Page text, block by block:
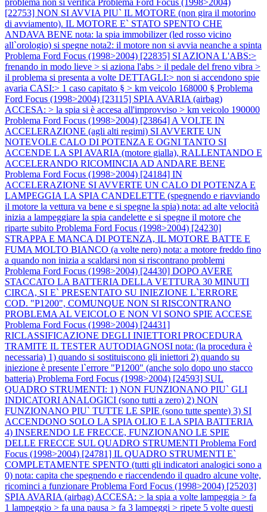
[22753] NON SI AVVIA PIU` IL MOTORE (non gira il motorino
di avviamento). IL MOTORE E` STATO SPENTO CHE
ANDAVA BENE nota: la spia immobilizer (led rosso vicino
all`orologio) si spegne nota2: il motore non si avvia neanche a spinta
Problema Ford Focus (1998>2004) [22835] SI AZIONA L'ABS:>
frenando in modo lieve > si aziona l'abs > il pedale del freno vibra >
il problema si presenta a volte DETTAGLI:> non si accendono spie
avaria CASI:> 1 caso capitato § > km veicolo 168000 § Problema
Ford Focus (1998>2004) [23115] SPIA AVARIA (airbag)
ACCESA: > la spia si è accesa all'improvviso > km veicolo 190000
Problema Ford Focus (1998>2004) [23864] A VOLTE IN
ACCELERAZIONE (agli alti regimi) SI AVVERTE UN
NOTEVOLE CALO DI POTENZA E OGNI TANTO SI
ACCENDE LA SPI AVARIA (motore gialla), RALLENTANDO E
ACCELERANDO RICOMINCIA AD ANDARE BENE
Problema Ford Focus (1998>2004) [24184] IN
ACCELERAZIONE SI AVVERTE UN CALO DI POTENZA E
LAMPEGGIA LA SPIA CANDELETTE (spegnendo e riavviando
il motore la vettura va bene e si spegne la spia) nota: ad alte velocità
inizia a lampeggiare la spia candelette e si spegne il motore che
riparte subito Problema Ford Focus (1998>2004) [24230]
STRAPPA E MANCA DI POTENZA, IL MOTORE BATTE E
FUMA MOLTO BIANCO (a volte nero) nota: a motore freddo fino
a quando non inizia a scaldarsi non si riscontrano problemi
Problema Ford Focus (1998>2004) [24430] DOPO AVERE
STACCATO LA BATTERIA DELLA VETTURA 30 MINUTI
CIRCA, SI E` PRESENTATO SU INIEZIONE L`ERRORE
COD. "P1200", COMUNQUE NON SI RISCONTRANO
PROBLEMA AL VEICOLO E NON VI SONO SPIE ACCESE
Problema Ford Focus (1998>2004) [24431]
RICLASSIFICAZIONE DEGLI INIETTORI PROCEDURA
TRAMITE IL TESTER AUTODIAGNOSI nota: (la procedura è
necessaria) 1) quando si sostituiscono gli iniettori 2) quando su
iniezione è presente l`errore "P1200" (anche solo dopo uno stacco
batteria) Problema Ford Focus (1998>2004) [24593] SUL
QUADRO STRUMENTI: 1) NON FUNZIONANO PIU` GLI
INDICATORI ANALOGICI (sono tutti a zero) 2) NON
FUNZIONANO PIU` TUTTE LE SPIE (sono tutte spente) 3) SI
ACCENDONO SOLO LA SPIA OLIO E LA SPIA BATTERIA
4) INSERENDO LE FRECCE, FUNZIONANO LE SPIE
DELLE FRECCE SUL QUADRO STRUMENTI Problema Ford
Focus (1998>2004) [24781] IL QUADRO STRUMENTI E`
COMPLETAMENTE SPENTO (tutti gli indicatori analogici sono a
0) nota: capita che spegnendo e riaccendendo il quadro alcune volte,
ricominci a funzionare Problema Ford Focus (1998>2004) [25203]
SPIA AVARIA (airbag) ACCESA: > la spia a volte lampeggia > fa
1 lampeggio > fa una pausa > fa 3 lampeggi > ripete 5 volte questi